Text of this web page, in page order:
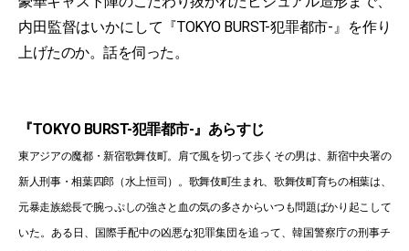
内田監督はいかにして『TOKYO BURST-犯罪都市-』を作り
上げたのか。話を伺った。
『TOKYO BURST-犯罪都市-』あらすじ
東アジアの魔都・新宿歌舞伎町。肩で風を切って歩くその男は、新宿中央署の
新人刑事・相葉四郎（水上恒司）。歌舞伎町生まれ、歌舞伎町育ちの相葉は、
元暴走族総長で腕っぷしの強さと血の気の多さからいつも問題ばかり起こして
いた。ある日、国際手配中の凶悪な犯罪集団を追って、韓国警察庁の刑事チ